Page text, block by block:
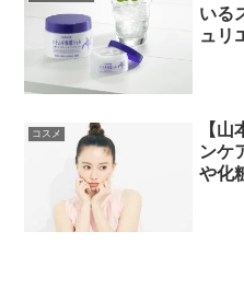
いる
ュリ
コスメ
【
ンケ
や化